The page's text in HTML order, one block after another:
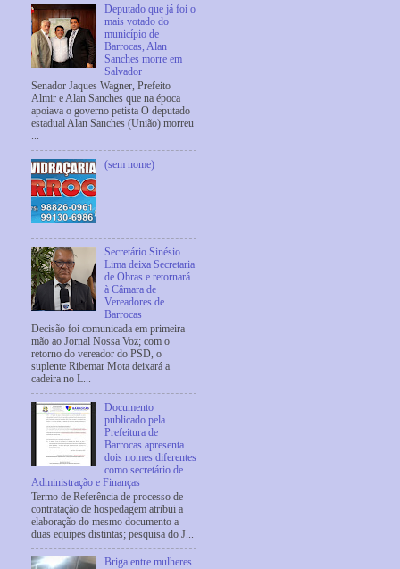
Deputado que já foi o
mais votado do
município de
Barrocas, Alan
Sanches morre em
Salvador
Senador Jaques Wagner, Prefeito
Almir e Alan Sanches que na época
apoiava o governo petista O deputado
estadual Alan Sanches (União) morreu
...
(sem nome)
Secretário Sinésio
Lima deixa Secretaria
de Obras e retornará
à Câmara de
Vereadores de
Barrocas
Decisão foi comunicada em primeira
mão ao Jornal Nossa Voz; com o
retorno do vereador do PSD, o
suplente Ribemar Mota deixará a
cadeira no L...
Documento
publicado pela
Prefeitura de
Barrocas apresenta
dois nomes diferentes
como secretário de
Administração e Finanças
Termo de Referência de processo de
contratação de hospedagem atribui a
elaboração do mesmo documento a
duas equipes distintas; pesquisa do J...
Briga entre mulheres